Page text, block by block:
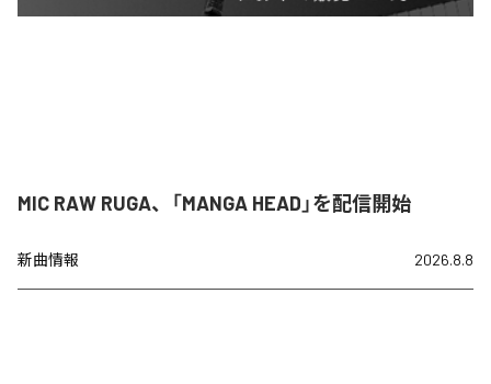
MIC RAW RUGA、「MANGA HEAD」を配信開始
新曲情報 2026.8.8